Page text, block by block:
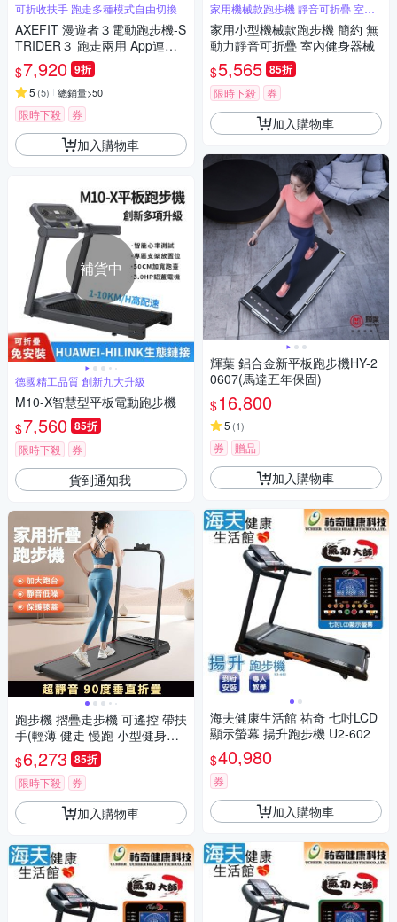
可折收扶手 跑走多種模式自由切換
AXEFIT 漫遊者３電動跑步機-S
TRIDER３ 跑走兩用 App連結
扁平收納 平板跑步機
$7,920 9折
5 (5) 總銷量>50
限時下殺 券
加入購物車
補貨中
德國精工品質 創新九大升級
M10-X智慧型平板電動跑步機
$7,560 85折
限時下殺 券
貨到通知我
跑步機 摺疊走步機 可遙控 帶扶
手(輕薄 健走 慢跑 小型健身減
肥器材)
$6,273 85折
限時下殺 券
加入購物車
家用機械款跑步機 靜音可折疊 室內
健身
家用小型機械款跑步機 簡約 無
動力靜音可折疊 室內健身器械
$5,565 85折
限時下殺 券
加入購物車
輝葉 鋁合金新平板跑步機HY-2
0607(馬達五年保固)
$16,800
5 (1)
券 贈品
加入購物車
海夫健康生活館 祐奇 七吋LCD
顯示螢幕 揚升跑步機 U2-602
$40,980
券
加入購物車